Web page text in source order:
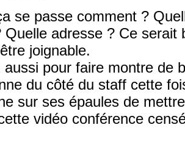
se passe comment ?
Quelle adresse ? Ce serait
joignable.
aussi pour faire montre de
du côté du staff cette
sur ses épaules de
vidéo conférence